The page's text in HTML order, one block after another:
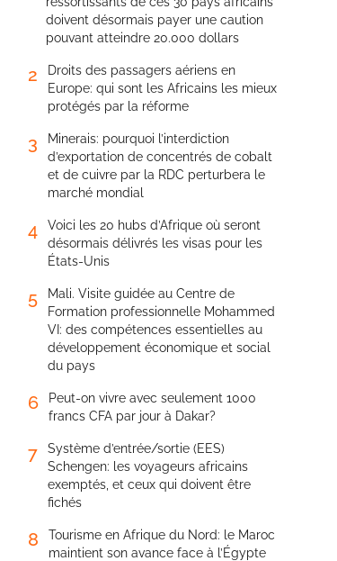
doivent désormais payer une caution
pouvant atteindre 20.000 dollars
2
Droits des passagers aériens en
Europe: qui sont les Africains les mieux
protégés par la réforme
3
Minerais: pourquoi l’interdiction
d’exportation de concentrés de cobalt
et de cuivre par la RDC perturbera le
marché mondial
4
Voici les 20 hubs d’Afrique où seront
désormais délivrés les visas pour les
États-Unis
5
Mali. Visite guidée au Centre de
Formation professionnelle Mohammed
VI: des compétences essentielles au
développement économique et social
du pays
6
Peut-on vivre avec seulement 1000
francs CFA par jour à Dakar?
7
Système d’entrée/sortie (EES)
Schengen: les voyageurs africains
exemptés, et ceux qui doivent être
fichés
8
Tourisme en Afrique du Nord: le Maroc
maintient son avance face à l’Égypte